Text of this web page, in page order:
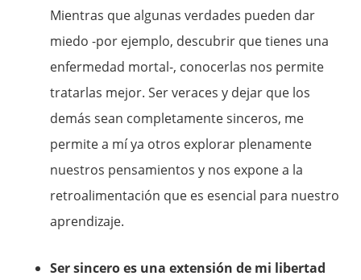
Mientras que algunas verdades pueden dar
miedo -por ejemplo, descubrir que tienes una
enfermedad mortal-, conocerlas nos permite
tratarlas mejor. Ser veraces y dejar que los
demás sean completamente sinceros, me
permite a mí ya otros explorar plenamente
nuestros pensamientos y nos expone a la
retroalimentación que es esencial para nuestro
aprendizaje.
Ser sincero es una extensión de mi libertad